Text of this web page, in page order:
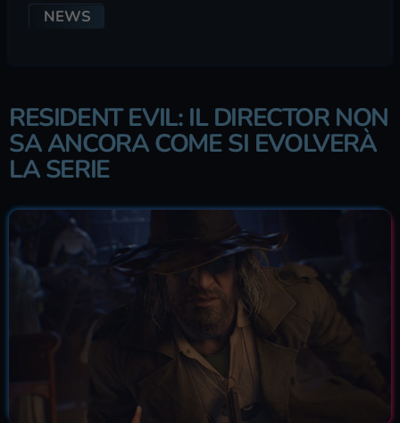
NEWS
RESIDENT EVIL: IL DIRECTOR NON
SA ANCORA COME SI EVOLVERÀ
LA SERIE